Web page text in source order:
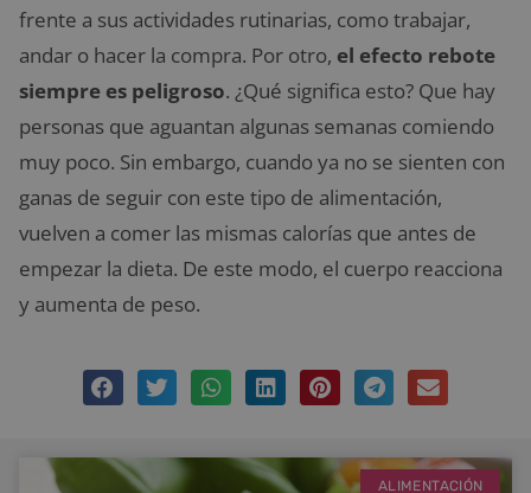
frente a sus actividades rutinarias, como trabajar,
andar o hacer la compra. Por otro, el efecto rebote
siempre es peligroso. ¿Qué significa esto? Que hay
personas que aguantan algunas semanas comiendo
muy poco. Sin embargo, cuando ya no se sienten con
ganas de seguir con este tipo de alimentación,
vuelven a comer las mismas calorías que antes de
empezar la dieta. De este modo, el cuerpo reacciona
y aumenta de peso.
ALIMENTACIÓN